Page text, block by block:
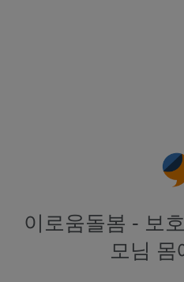
이로움돌봄 - 보
모님 몸